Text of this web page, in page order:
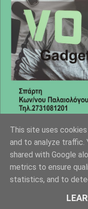
Diafimistes.gr
This site uses
and to analyze traffic.
shared with Google
metrics to ensure
statistics, and to